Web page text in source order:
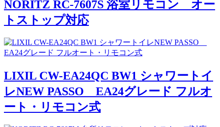
NORITZ RC-7607S 浴室リモコン オー
トストップ対応
LIXIL CW-EA24QC BW1 シャワートイ
レNEW PASSO EA24グレード フルオ
ート・リモコン式